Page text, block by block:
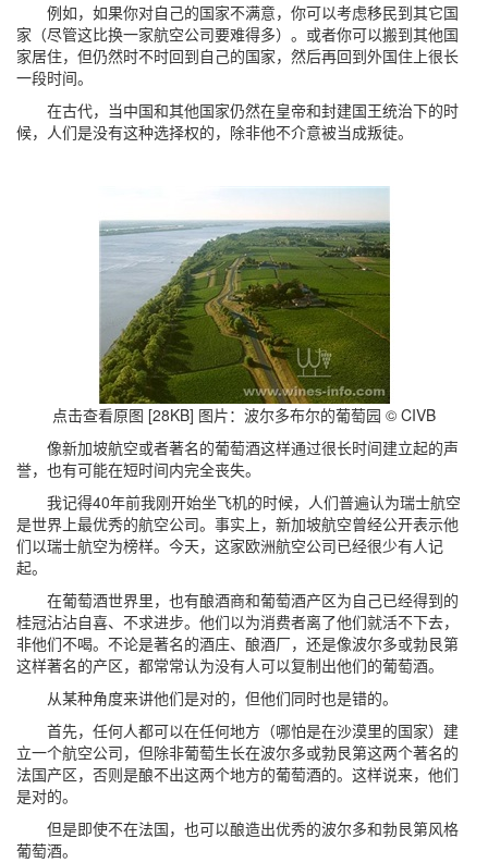
例如，如果你对自己的国家不满意，你可以考虑移民到其它国
家（尽管这比换一家航空公司要难得多）。或者你可以搬到其他国
家居住，但仍然时不时回到自己的国家，然后再回到外国住上很长
一段时间。
在古代，当中国和其他国家仍然在皇帝和封建国王统治下的时
候，人们是没有这种选择权的，除非他不介意被当成叛徒。
点击查看原图 [28KB] 图片：波尔多布尔的葡萄园 © CIVB
像新加坡航空或者著名的葡萄酒这样通过很长时间建立起的声
誉，也有可能在短时间内完全丧失。
我记得40年前我刚开始坐飞机的时候，人们普遍认为瑞士航空
是世界上最优秀的航空公司。事实上，新加坡航空曾经公开表示他
们以瑞士航空为榜样。今天，这家欧洲航空公司已经很少有人记
起。
在葡萄酒世界里，也有酿酒商和葡萄酒产区为自己已经得到的
桂冠沾沾自喜、不求进步。他们以为消费者离了他们就活不下去，
非他们不喝。不论是著名的酒庄、酿酒厂，还是像波尔多或勃艮第
这样著名的产区，都常常认为没有人可以复制出他们的葡萄酒。
从某种角度来讲他们是对的，但他们同时也是错的。
首先，任何人都可以在任何地方（哪怕是在沙漠里的国家）建
立一个航空公司，但除非葡萄生长在波尔多或勃艮第这两个著名的
法国产区，否则是酿不出这两个地方的葡萄酒的。这样说来，他们
是对的。
但是即使不在法国，也可以酿造出优秀的波尔多和勃艮第风格
葡萄酒。